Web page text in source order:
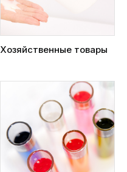
Хозяйственные товары